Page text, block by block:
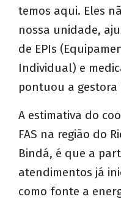
temos aqui. Eles
nossa unidade,
de EPIs
Individual) e
pontuou a gestora
A estimativa do
FAS na região do
Bindá, é que a
atendimentos já
como fonte a